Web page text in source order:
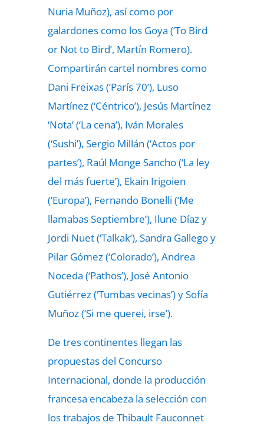
Nuria Muñoz), así como por
galardones como los Goya (‘To Bird
or Not to Bird’, Martín Romero).
Compartirán cartel nombres como
Dani Freixas (‘París 70’), Luso
Martínez (‘Céntrico’), Jesús Martínez
‘Nota’ (‘La cena’), Iván Morales
(‘Sushi’), Sergio Millán (‘Actos por
partes’), Raúl Monge Sancho (‘La ley
del más fuerte’), Ekain Irigoien
(‘Europa’), Fernando Bonelli (‘Me
llamabas Septiembre’), Ilune Díaz y
Jordi Nuet (‘Talkak’), Sandra Gallego y
Pilar Gómez (‘Colorado’), Andrea
Noceda (‘Pathos’), José Antonio
Gutiérrez (‘Tumbas vecinas’) y Sofía
Muñoz (‘Si me querei, irse’).
De tres continentes llegan las
propuestas del Concurso
Internacional, donde la producción
francesa encabeza la selección con
los trabajos de Thibault Fauconnet